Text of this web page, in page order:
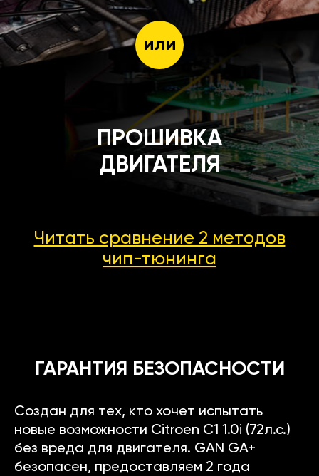
или
ПРОШИВКА
ДВИГАТЕЛЯ
Читать сравнение 2 методов
чип-тюнинга
ГАРАНТИЯ БЕЗОПАСНОСТИ
Создан для тех, кто хочет испытать
новые возможности Citroen C1 1.0i (72л.с.)
без вреда для двигателя. GAN GA+
безопасен, предоставляем 2 года